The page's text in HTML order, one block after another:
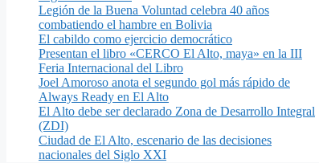
Legión de la Buena Voluntad celebra 40 años
combatiendo el hambre en Bolivia
El cabildo como ejercicio democrático
Presentan el libro «CERCO El Alto, maya» en la III
Feria Internacional del Libro
Joel Amoroso anota el segundo gol más rápido de
Always Ready en El Alto
El Alto debe ser declarado Zona de Desarrollo Integral
(ZDI)
Ciudad de El Alto, escenario de las decisiones
nacionales del Siglo XXI